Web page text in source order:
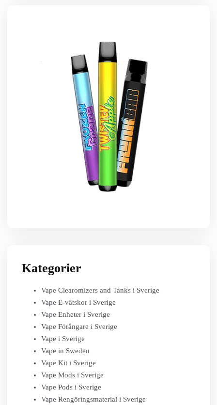
Kategorier
Vape Clearomizers and Tanks i Sverige
Vape E-vätskor i Sverige
Vape Enheter i Sverige
Vape Förångare i Sverige
Vape i Sverige
Vape in Sweden
Vape Kit i Sverige
Vape Mods i Sverige
Vape Pods i Sverige
Vape Rengöringsmaterial i Sverige